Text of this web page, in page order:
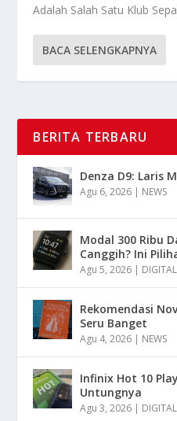
Adalah Salah Satu Klub
BACA SELENGKAPNYA
BERITA TERBARU
Denza D9: Laris
Agu 6, 2026 | NEWS
Modal 300 Ribu
Canggih? Ini
Agu 5, 2026 | DIGITAL
Rekomendasi
Seru Banget
Agu 4, 2026 | NEWS
Infinix Hot 10
Untungnya
Agu 3, 2026 | DIGITAL